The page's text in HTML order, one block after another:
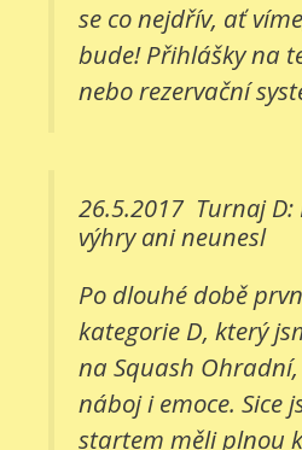
se co nejdřív, ať
bude! Přihlášky na
nebo rezervační
26.5.2017 Turnaj D:
výhry ani neunesl
Po dlouhé době
kategorie D, který
na Squash
náboj i emoce. Sice
startem měli plnou